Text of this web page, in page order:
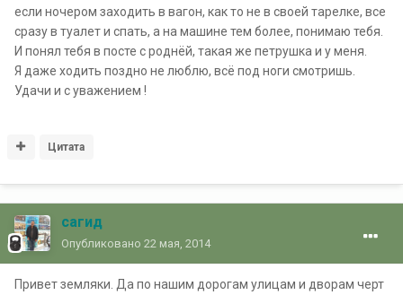
если ночером заходить в вагон, как то не в своей тарелке, все
сразу в туалет и спать, а на машине тем более, понимаю тебя.
И понял тебя в посте с роднёй, такая же петрушка и у меня.
Я даже ходить поздно не люблю, всё под ноги смотришь.
Удачи и с уважением !
Цитата
сагид
Опубликовано 22 мая, 2014
Привет земляки. Да по нашим дорогам улицам и дворам черт